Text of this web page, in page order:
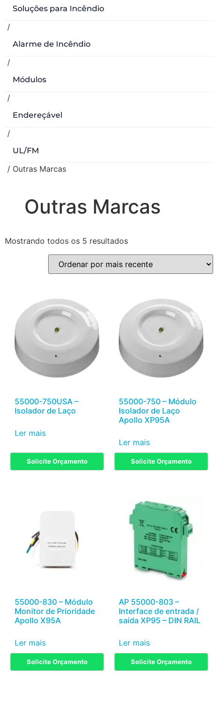
Soluções para Incêndio
/
Alarme de Incêndio
/
Módulos
/
Endereçável
/
UL/FM
/ Outras Marcas
Outras Marcas
Mostrando todos os 5 resultados
55000-750USA –
Isolador de Laço
Solicite Orçamento
Ler mais
55000-750 – Módulo
Isolador de Laço
Apollo XP95A
Solicite Orçamento
Ler mais
55000-830 – Módulo
Monitor de Prioridade
Apollo X95A
Solicite Orçamento
Ler mais
AP 55000-803 –
Interface de entrada /
saída XP95 – DIN RAIL
Solicite Orçamento
Ler mais